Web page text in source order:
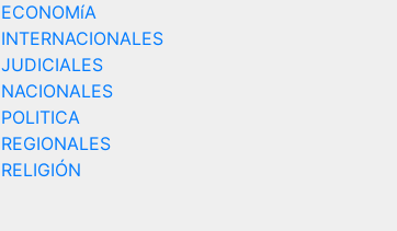
ECONOMíA
INTERNACIONALES
JUDICIALES
NACIONALES
POLITICA
REGIONALES
RELIGIÓN